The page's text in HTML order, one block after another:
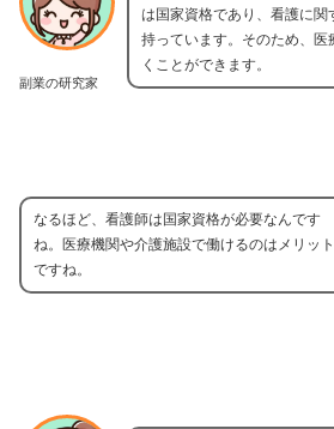
副業の研究家
は国家資格であり、看護に関
持っています。そのため、
くことができます。
なるほど、看護師は国家資格が必要なんです
ね。医療機関や介護施設で働けるのはメリット
ですね。